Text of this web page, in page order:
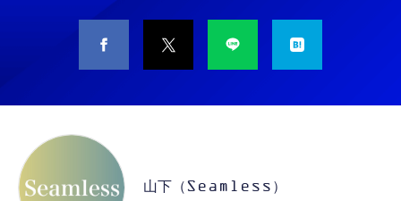
タイプc 寝ホンイヤホン 寝ホン type-c 有線
睡眠用イヤホン 【音質強化バージョン
￥2,199
MFi認証 【ハイレゾ音質】 内蔵DAC 遅延な
し 48ビット/96KHz 音量調節対応
M10SR AIペット（コミュニケーションロボッ
ト）
ット）山下（Seamless）